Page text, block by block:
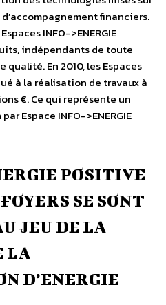
financiers.
INFO->ENERGIE
indépendants de toute
En 2010, les Espaces
à la réalisation de travaux à
€. Ce qui représente un
Espace INFO->ENERGIE
POSITIVE
SE SONT
JEU DE LA
LA
D’ENERGIE